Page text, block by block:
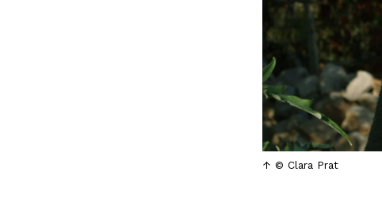
© Clara Prat